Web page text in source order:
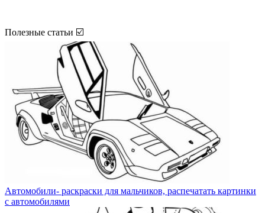
Полезные статьи ☑️
Автомобили- раскраски для мальчиков, распечатать картинки
с автомобилями